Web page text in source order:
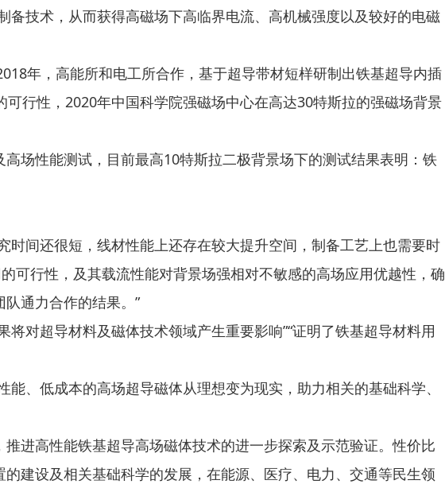
技术，从而获得高磁场下高临界电流、高机械强度以及较好的电磁
年，高能所和电工所合作，基于超导带材短样研制出铁基超导内插
行性，2020年中国科学院强磁场中心在高达30特斯拉的强磁场背景
性能测试，目前最高10特斯拉二极背景场下的测试结果表明：铁
间还很短，线材性能上还存在较大提升空间，制备工艺上也需要时
可行性，及其载流性能对背景场强相对不敏感的高场应用优越性，确
通力合作的结果。”
对超导材料及磁体技术领域产生重要影响”“证明了铁基超导材料用
低成本的高场超导磁体从理想变为现实，助力相关的基础科学、
高性能铁基超导高场磁体技术的进一步探索及示范验证。性价比
建设及相关基础科学的发展，在能源、医疗、电力、交通等民生领